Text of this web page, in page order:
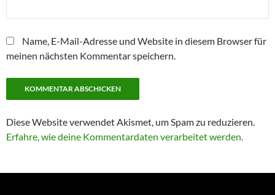
Name, E-Mail-Adresse und Website in diesem Browser für
meinen nächsten Kommentar speichern.
Diese Website verwendet Akismet, um Spam zu reduzieren.
Erfahre, wie deine Kommentardaten verarbeitet werden.